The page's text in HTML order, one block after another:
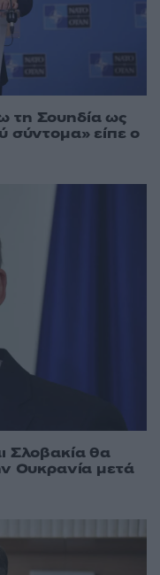
τη Σουηδία ως
σύντομα» είπε ο
Σλοβακία θα
Ουκρανία μετά